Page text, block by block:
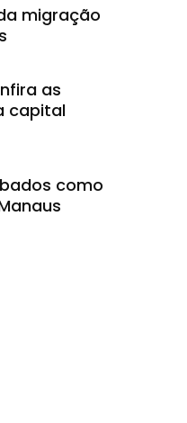
migração
as
capital
como